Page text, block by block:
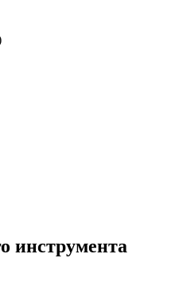
инструмента